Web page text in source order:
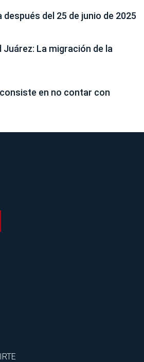
del 25 de junio de 2025
Juárez: La migración de la
en no contar con